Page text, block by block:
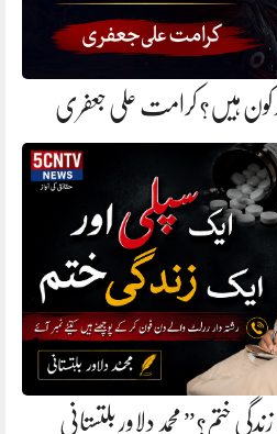
کون ہیں؟ کرامت علی جعفری
ختم؟” محمد دلاور بلتستانی